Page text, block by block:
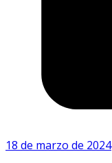
18 de marzo de 2024